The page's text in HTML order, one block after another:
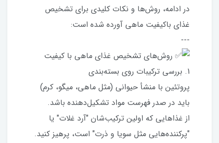
در ادامه، روش‌ها و نکات کلیدی برای تشخیص
غذای باکیفیت ماهی آورده شده است:
---
روش‌های تشخیص غذای ماهی با کیفیت
1. بررسی ترکیبات روی بسته‌بندی
پروتئین با منشأ حیوانی (مثل ماهی، میگو، کرم)
باید در صدر فهرست مواد تشکیل‌دهنده باشد.
از غذاهایی که اولین ترکیب‌شان "آرد غلات" یا
"پرکننده‌هایی مثل سویا و ذرت" است، پرهیز کنید.